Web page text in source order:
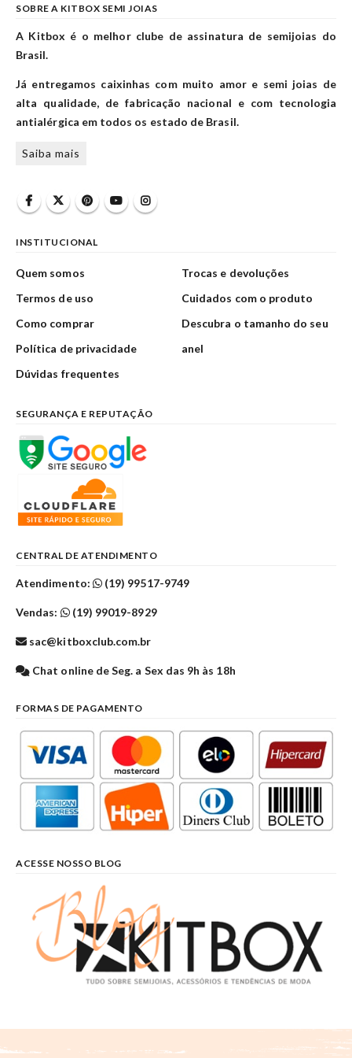
SOBRE A KITBOX SEMI JOIAS
A Kitbox é o melhor clube de assinatura de semijoias do
Brasil.
Já entregamos caixinhas com muito amor e semi joias de
alta qualidade, de fabricação nacional e com tecnologia
antialérgica em todos os estado de Brasil.
Saiba mais
INSTITUCIONAL
Quem somos
Termos de uso
Como comprar
Política de privacidade
Dúvidas frequentes
Trocas e devoluções
Cuidados com o produto
Descubra o tamanho do seu
anel
SEGURANÇA E REPUTAÇÃO
CENTRAL DE ATENDIMENTO
Atendimento: (19) 99517-9749
Vendas: (19) 99019-8929
sac@kitboxclub.com.br
Chat online de Seg. a Sex das 9h às 18h
FORMAS DE PAGAMENTO
ACESSE NOSSO BLOG